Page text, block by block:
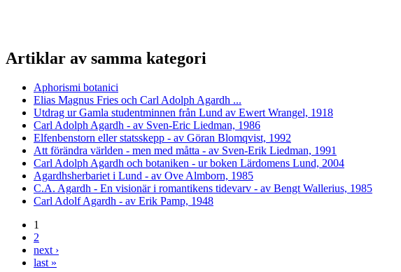
Artiklar av samma kategori
Aphorismi botanici
Elias Magnus Fries och Carl Adolph Agardh ...
Utdrag ur Gamla studentminnen från Lund av Ewert Wrangel, 1918
Carl Adolph Agardh - av Sven-Eric Liedman, 1986
Elfenbenstorn eller statsskepp - av Göran Blomqvist, 1992
Att förändra världen - men med måtta - av Sven-Erik Liedman, 1991
Carl Adolph Agardh och botaniken - ur boken Lärdomens Lund, 2004
Agardhsherbariet i Lund - av Ove Almborn, 1985
C.A. Agardh - En visionär i romantikens tidevarv - av Bengt Wallerius, 1985
Carl Adolf Agardh - av Erik Pamp, 1948
Pages
1
2
next ›
last »